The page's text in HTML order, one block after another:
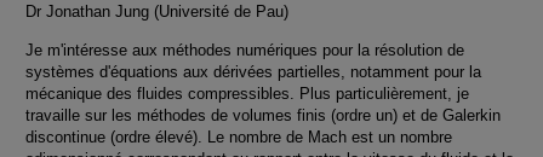
Dr Jonathan Jung (Université de Pau)
Je m'intéresse aux méthodes numériques pour la résolution de
systèmes d'équations aux dérivées partielles, notamment pour la
mécanique des fluides compressibles. Plus particulièrement, je
travaille sur les méthodes de volumes finis (ordre un) et de Galerkin
discontinue (ordre élevé). Le nombre de Mach est un nombre